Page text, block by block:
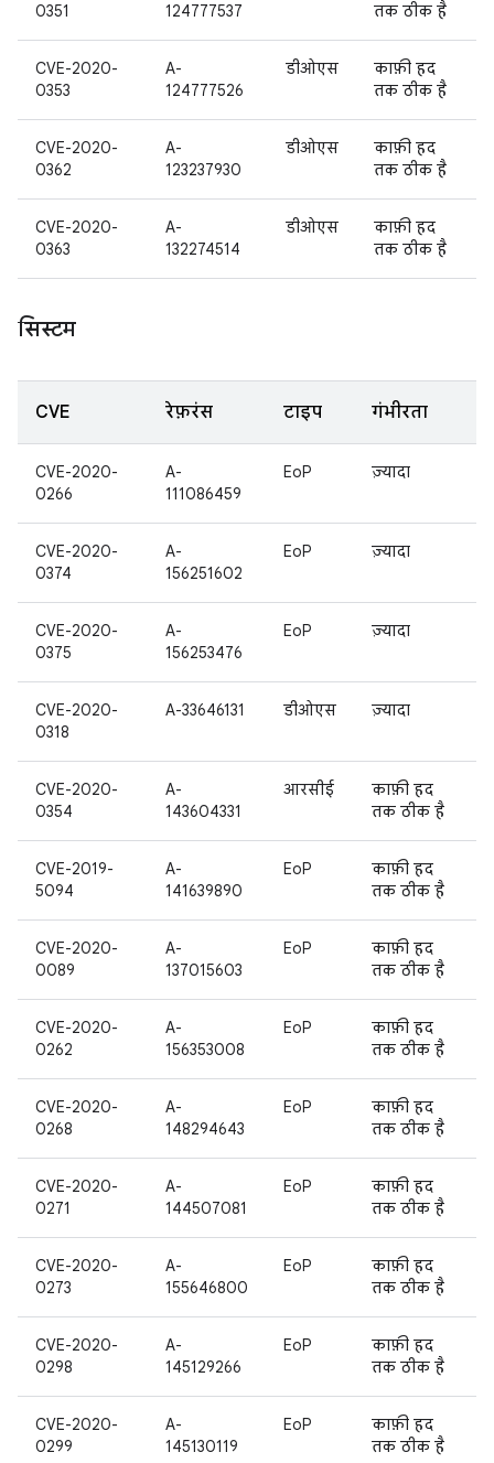
0351
124777537
तक ठीक है
CVE-2020-
0353
A-
124777526
डीओएस
काफ़ी हद
तक ठीक है
CVE-2020-
0362
A-
123237930
डीओएस
काफ़ी हद
तक ठीक है
CVE-2020-
0363
A-
132274514
डीओएस
काफ़ी हद
तक ठीक है
सिस्टम
CVE रेफ़रंस टाइप गंभीरता
CVE-2020-
0266
A-
111086459
EoP ज़्यादा
CVE-2020-
0374
A-
156251602
EoP ज़्यादा
CVE-2020-
0375
A-
156253476
EoP ज़्यादा
CVE-2020-
0318
A-33646131 डीओएस ज़्यादा
CVE-2020-
0354
A-
143604331
आरसीई
काफ़ी हद
तक ठीक है
CVE-2019-
5094
A-
141639890
EoP
काफ़ी हद
तक ठीक है
CVE-2020-
0089
A-
137015603
EoP
काफ़ी हद
तक ठीक है
CVE-2020-
0262
A-
156353008
EoP
काफ़ी हद
तक ठीक है
CVE-2020-
0268
A-
148294643
EoP
काफ़ी हद
तक ठीक है
CVE-2020-
0271
A-
144507081
EoP
काफ़ी हद
तक ठीक है
CVE-2020-
0273
A-
155646800
EoP
काफ़ी हद
तक ठीक है
CVE-2020-
0298
A-
145129266
EoP
काफ़ी हद
तक ठीक है
CVE-2020-
0299
A-
145130119
EoP
काफ़ी हद
तक ठीक है